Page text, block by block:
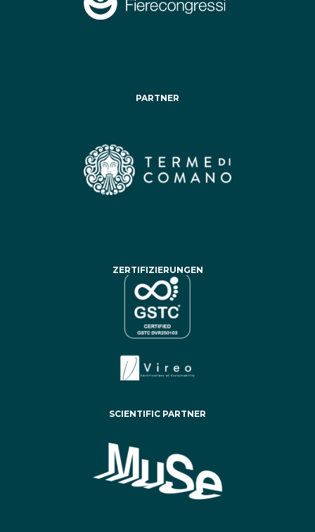
PARTNER
ZERTIFIZIERUNGEN
SCIENTIFIC PARTNER